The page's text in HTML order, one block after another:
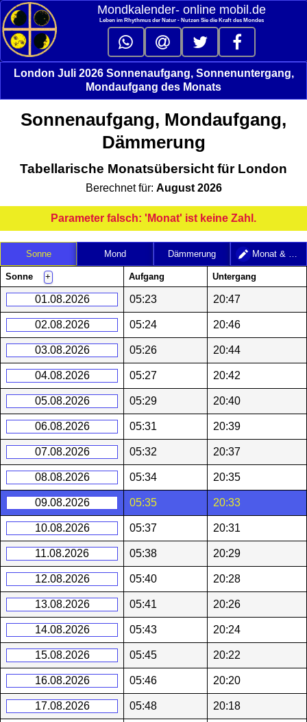
Mondkalender‑ online mobil.de
Leben im Rhythmus der Natur - Nutzen Sie die Kraft des Mondes
London Juli 2026 Sonnenaufgang, Sonnenuntergang,
Mondaufgang des Monats
Sonnenaufgang, Mondaufgang,
Dämmerung
Tabellarische Monatsübersicht für London
Berechnet für: August 2026
Parameter falsch: 'Monat' ist keine Zahl.
Sonne Mond Dämmerung
+
Sonne Aufgang Untergang
01.08.2026 05:23 20:47
02.08.2026 05:24 20:46
03.08.2026 05:26 20:44
04.08.2026 05:27 20:42
05.08.2026 05:29 20:40
06.08.2026 05:31 20:39
07.08.2026 05:32 20:37
08.08.2026 05:34 20:35
09.08.2026 05:35 20:33
10.08.2026 05:37 20:31
11.08.2026 05:38 20:29
12.08.2026 05:40 20:28
13.08.2026 05:41 20:26
14.08.2026 05:43 20:24
15.08.2026 05:45 20:22
16.08.2026 05:46 20:20
17.08.2026 05:48 20:18